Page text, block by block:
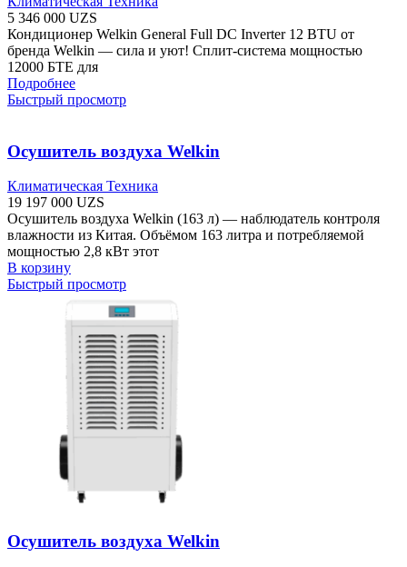
5 346 000 UZS
Кондиционер Welkin General Full DC Inverter 12 BTU от
бренда Welkin — сила и уют! Сплит-система мощностью
12000 БТЕ для
Подробнее
Быстрый просмотр
Осушитель воздуха Welkin
Климатическая Техника
19 197 000 UZS
Осушитель воздуха Welkin (163 л) — наблюдатель контроля
влажности из Китая. Объёмом 163 литра и потребляемой
мощностью 2,8 кВт этот
В корзину
Быстрый просмотр
Осушитель воздуха Welkin